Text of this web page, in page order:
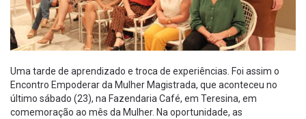
Uma tarde de aprendizado e troca de experiências. Foi assim o
Encontro Empoderar da Mulher Magistrada, que aconteceu no
último sábado (23), na Fazendaria Café, em Teresina, em
comemoração ao mês da Mulher. Na oportunidade, as